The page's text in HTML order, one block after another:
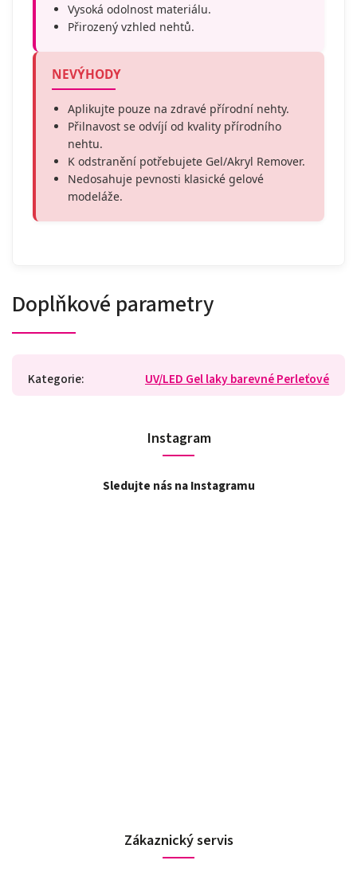
Vysoká odolnost materiálu.
Přirozený vzhled nehtů.
NEVÝHODY
Aplikujte pouze na zdravé přírodní nehty.
Přilnavost se odvíjí od kvality přírodního
nehtu.
K odstranění potřebujete Gel/Akryl Remover.
Nedosahuje pevnosti klasické gelové
modeláže.
Doplňkové parametry
Kategorie: UV/LED Gel laky barevné Perleťové
Instagram
Sledujte nás na Instagramu
Zákaznický servis